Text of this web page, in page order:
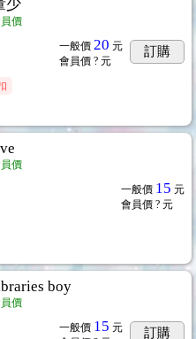
少
價
一般價 20 元
會員價 ? 元
訂購
價
一般價 15 元
會員價 ? 元
boy
價
一般價 15 元
訂購